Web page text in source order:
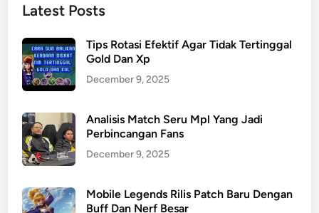
Latest Posts
Tips Rotasi Efektif Agar Tidak Tertinggal
Gold Dan Xp
December 9, 2025
Analisis Match Seru Mpl Yang Jadi
Perbincangan Fans
December 9, 2025
Mobile Legends Rilis Patch Baru Dengan
Buff Dan Nerf Besar